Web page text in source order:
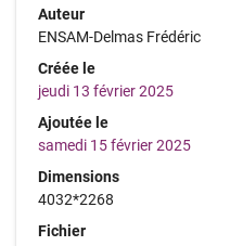
Auteur
ENSAM-Delmas Frédéric
Créée le
jeudi 13 février 2025
Ajoutée le
samedi 15 février 2025
Dimensions
4032*2268
Fichier